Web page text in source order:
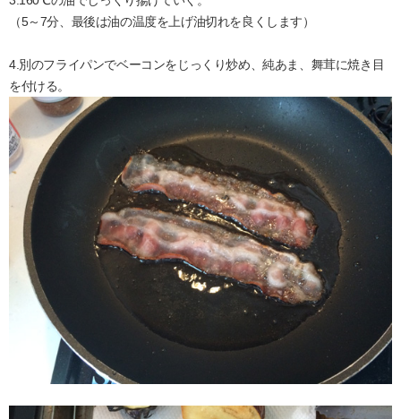
（5～7分、最後は油の温度を上げ油切れを良くします）
4.別のフライパンでベーコンをじっくり炒め、純あま、舞茸に焼き目
を付ける。